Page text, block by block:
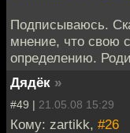
Подписываюсь.
мнение, что свою
определению.
Дядёк »
#49 | 21.05.08 15:29
Кому: zartikk, #26